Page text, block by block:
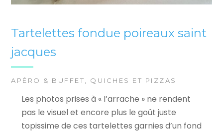
Tartelettes fondue poireaux saint
jacques
APÉRO & BUFFET QUICHES ET PIZZAS
Les photos prises à « l’arrache » ne rendent
pas le visuel et encore plus le goût juste
topissime de ces tartelettes garnies d’un fond